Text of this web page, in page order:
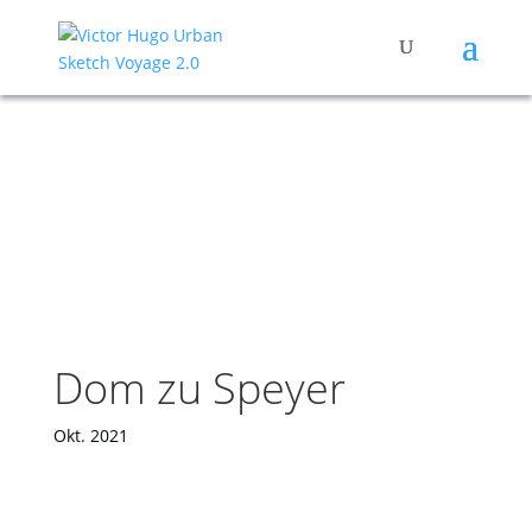
Dom zu Speyer
Okt. 2021